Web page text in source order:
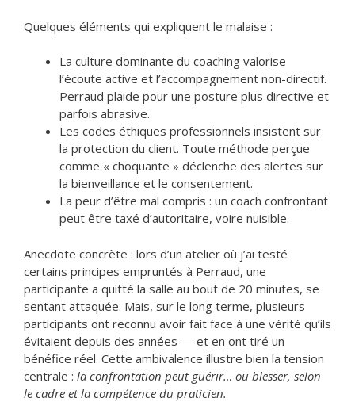
Quelques éléments qui expliquent le malaise :
La culture dominante du coaching valorise
l’écoute active et l’accompagnement non-directif.
Perraud plaide pour une posture plus directive et
parfois abrasive.
Les codes éthiques professionnels insistent sur
la protection du client. Toute méthode perçue
comme « choquante » déclenche des alertes sur
la bienveillance et le consentement.
La peur d’être mal compris : un coach confrontant
peut être taxé d’autoritaire, voire nuisible.
Anecdote concrète : lors d’un atelier où j’ai testé
certains principes empruntés à Perraud, une
participante a quitté la salle au bout de 20 minutes, se
sentant attaquée. Mais, sur le long terme, plusieurs
participants ont reconnu avoir fait face à une vérité qu’ils
évitaient depuis des années — et en ont tiré un
bénéfice réel. Cette ambivalence illustre bien la tension
centrale : la confrontation peut guérir… ou blesser, selon
le cadre et la compétence du praticien.